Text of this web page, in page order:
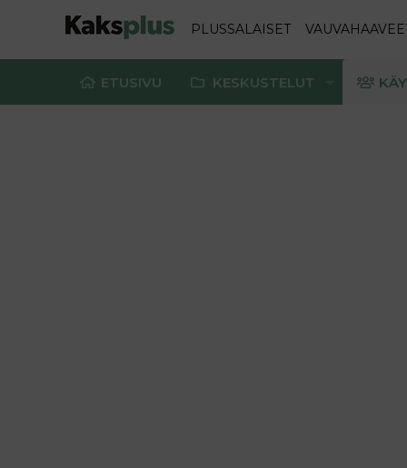
PLUSSALAISET
ETUSIVU KESKUSTELUT